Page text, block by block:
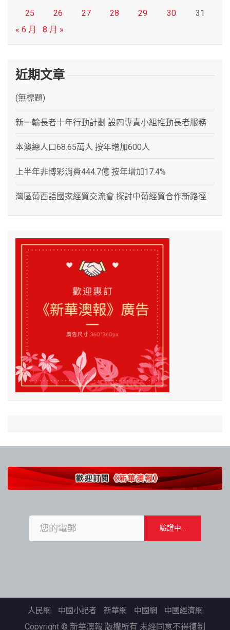
25
26 27 28 29 30
31
« 6 月
8 月 »
近期文章
(無標題)
新一輪長者十年行動計劃 設四專責小組推動長者服務
本澳總人口68.65萬人 按年增加600人
上半年非博彩消費444.7億 按年增加17.4%
灣區葡西語國家經貿交流會 探討中葡經貿合作新路徑
人民網 中國小記者 新華網 中國網 中國經濟網
Copyright © 新華澳報 版權所有 未經同意不得復制